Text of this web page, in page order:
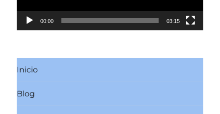
00:00 03:15
Inicio
Blog